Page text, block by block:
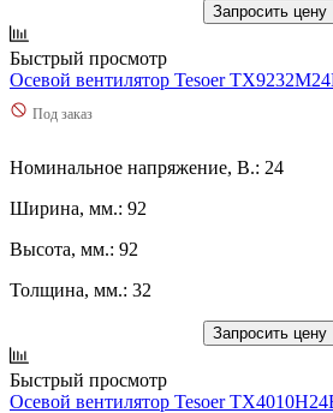
Запросить цену
Быстрый просмотр
Осевой вентилятор Tesoer
Под заказ
Номинальное напряжение, В.: 24
Ширина, мм.: 92
Высота, мм.: 92
Толщина, мм.: 32
Запросить цену
Быстрый просмотр
Осевой вентилятор Tesoer